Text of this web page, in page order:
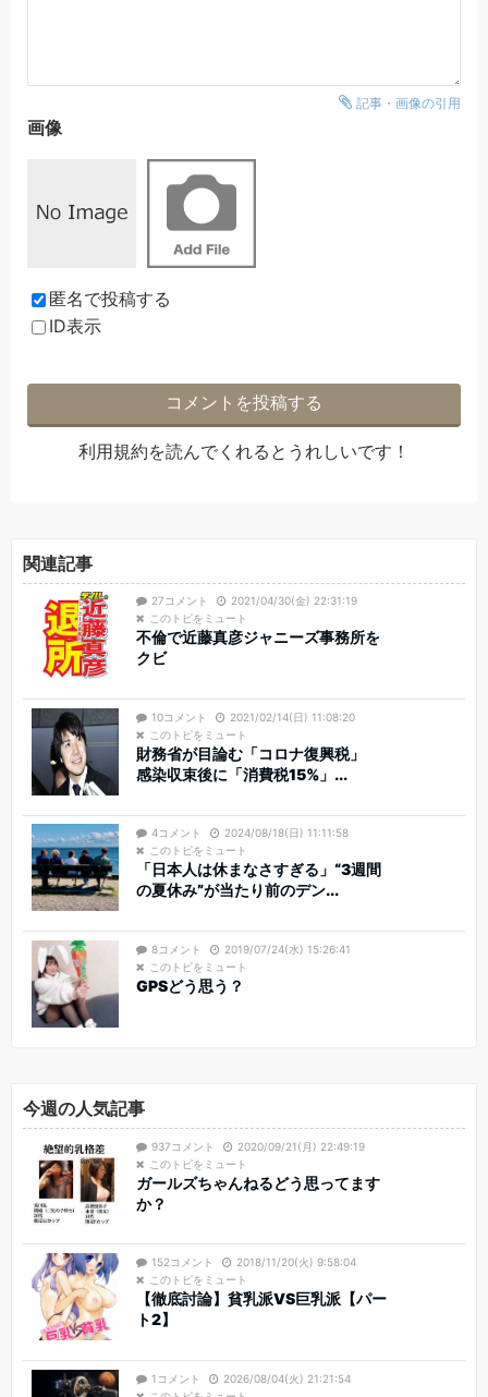
記事・画像の引用
画像
匿名で投稿する
ID表示
利用規約を読んでくれるとうれしいです！
関連記事
27コメント
2021/04/30(金) 22:31:19
このトピをミュート
不倫で近藤真彦ジャニーズ事務所を
クビ
10コメント
2021/02/14(日) 11:08:20
このトピをミュート
財務省が目論む「コロナ復興税」
感染収束後に「消費税15%」...
4コメント
2024/08/18(日) 11:11:58
このトピをミュート
「日本人は休まなさすぎる」“3週間
の夏休み”が当たり前のデン...
8コメント
2019/07/24(水) 15:26:41
このトピをミュート
GPSどう思う？
今週の人気記事
937コメント
2020/09/21(月) 22:49:19
このトピをミュート
ガールズちゃんねるどう思ってます
か？
152コメント
2018/11/20(火) 9:58:04
このトピをミュート
【徹底討論】貧乳派VS巨乳派【パー
ト2】
1コメント
2026/08/04(火) 21:21:54